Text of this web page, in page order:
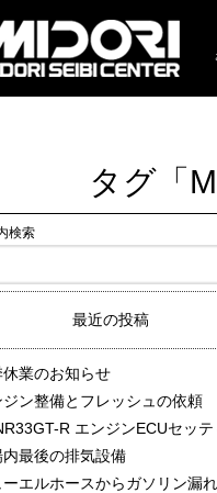
タグ「
検索
最近の投稿
業のお知らせ
ン整備とフレッシュの依頼
R エンジンECUセッティング調
最後の排気設備
エルホースからガソリン漏れ